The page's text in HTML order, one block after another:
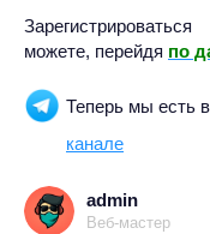
можете, перейдя по
Теперь мы есть
канале
admin
Веб-мастер